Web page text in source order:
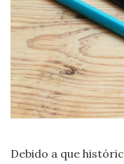
Debido a que